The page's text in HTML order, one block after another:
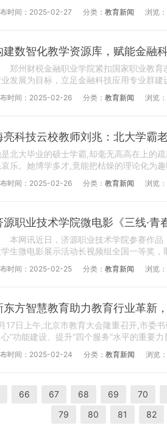
时间：2025-02-27 分类： 教育新闻 浏览
建数智化教学资源库，赋能金融
州财税金融职业学院紧扣国家职业教育
业发展为目标，立足金融科技应用专业群
时间：2025-02-26 分类： 教育新闻 浏览
亮科技云校教师刘兆：北大学霸
北大毕业的硕士学霸,却毫无高高在上的
哀乐。她博学多才,竟能把枯燥的理论化为
时间：2025-02-26 分类： 教育新闻 浏览
源职业技术学院微电影《三线·青
网讯近日，济源职业技术学院参赛作品
学生微电影展示活动长视频组全国一等
时间：2025-02-25 分类： 教育新闻 浏览
东方智慧教育助力教育行业革新
17日上午,北京市教育大会隆重召开,市委
”功能建设、提升“四个服务”水平的重要
时间：2025-02-24 分类： 教育新闻 浏览
66 67 68 69 70
79
80 81 82